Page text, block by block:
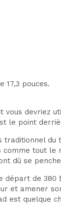
17,3 pouces.
devriez
le point
traditionnel
tout le
dû se
départ de
et amener
est quelque